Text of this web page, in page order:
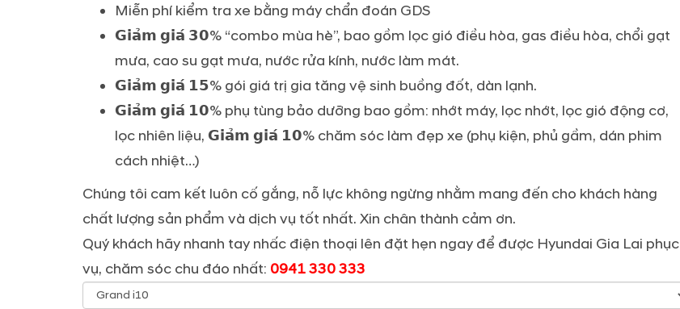
Miễn phí kiểm tra xe bằng máy chẩn đoán GDS
𝗚𝗶𝗮̉𝗺 𝗴𝗶𝗮́ 𝟯𝟬% “combo mùa hè”, bao gồm lọc gió điều hòa, gas điều hòa, chổi gạt
mưa, cao su gạt mưa, nước rửa kính, nước làm mát.
𝗚𝗶𝗮̉𝗺 𝗴𝗶𝗮́ 𝟭𝟱% gói giá trị gia tăng vệ sinh buồng đốt, dàn lạnh.
𝗚𝗶𝗮̉𝗺 𝗴𝗶𝗮́ 𝟭𝟬% phụ tùng bảo dưỡng bao gồm: nhớt máy, lọc nhớt, lọc gió động cơ,
lọc nhiên liệu, 𝗚𝗶𝗮̉𝗺 𝗴𝗶𝗮́ 𝟭𝟬% chăm sóc làm đẹp xe (phụ kiện, phủ gầm, dán phim
cách nhiệt…)
Chúng tôi cam kết luôn cố gắng, nỗ lực không ngừng nhằm mang đến cho khách hàng
chất lượng sản phẩm và dịch vụ tốt nhất. Xin chân thành cảm ơn.
Quý khách hãy nhanh tay nhấc điện thoại lên đặt hẹn ngay để được Hyundai Gia Lai phục
vụ, chăm sóc chu đáo nhất: 0941 330 333